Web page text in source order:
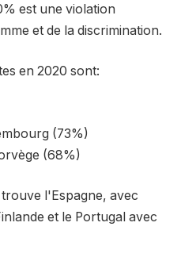
est une violation
et de la discrimination.
en 2020 sont:
(73%)
(68%)
l'Espagne, avec
et le Portugal avec